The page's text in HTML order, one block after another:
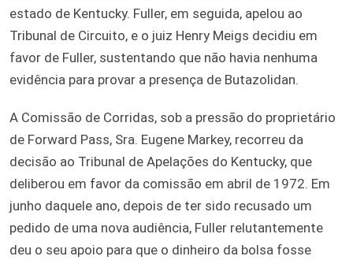
estado de Kentucky. Fuller, em seguida, apelou ao
Tribunal de Circuito, e o juiz Henry Meigs decidiu em
favor de Fuller, sustentando que não havia nenhuma
evidência para provar a presença de Butazolidan.
A Comissão de Corridas, sob a pressão do proprietário
de Forward Pass, Sra. Eugene Markey, recorreu da
decisão ao Tribunal de Apelações do Kentucky, que
deliberou em favor da comissão em abril de 1972. Em
junho daquele ano, depois de ter sido recusado um
pedido de uma nova audiência, Fuller relutantemente
deu o seu apoio para que o dinheiro da bolsa fosse